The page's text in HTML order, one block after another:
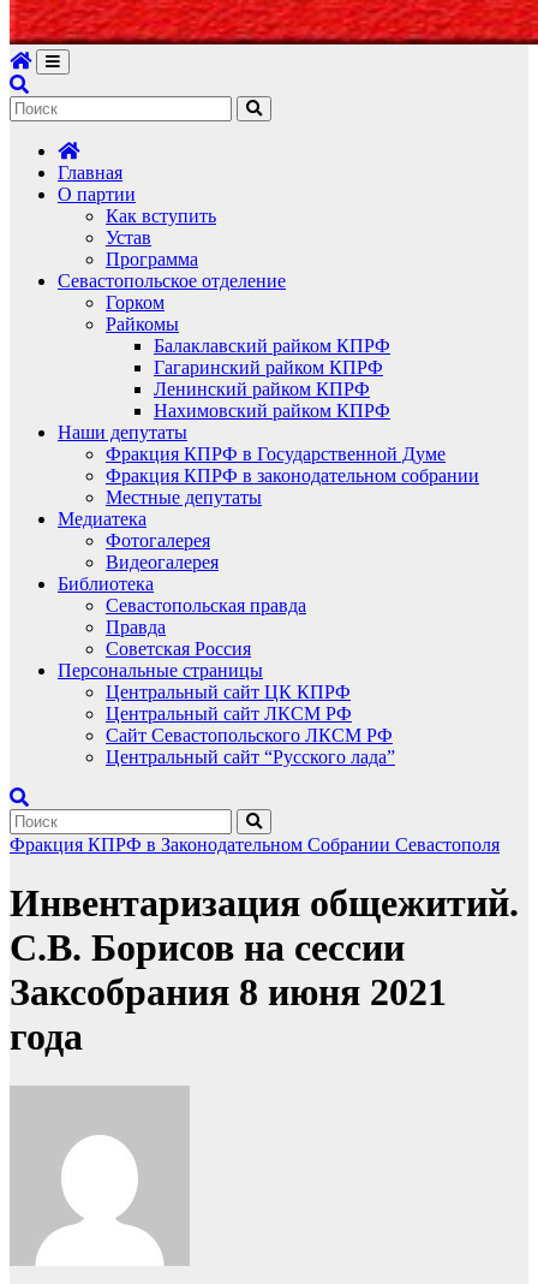
Главная
О партии
Как вступить
Устав
Программа
Севастопольское отделение
Горком
Райкомы
Балаклавский райком КПРФ
Гагаринский райком КПРФ
Ленинский райком КПРФ
Нахимовский райком КПРФ
Наши депутаты
Фракция КПРФ в Государственной Думе
Фракция КПРФ в законодательном собрании
Местные депутаты
Медиатека
Фотогалерея
Видеогалерея
Библиотека
Севастопольская правда
Правда
Советская Россия
Персональные страницы
Центральный сайт ЦК КПРФ
Центральный сайт ЛКСМ РФ
Сайт Севастопольского ЛКСМ РФ
Центральный сайт “Русского лада”
Фракция КПРФ в Законодательном Собрании Севастополя
Инвентаризация общежитий.
С.В. Борисов на сессии
Заксобрания 8 июня 2021
года